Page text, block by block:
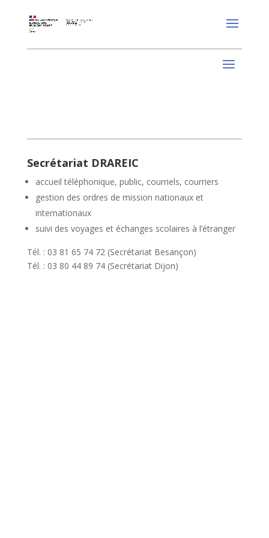
Secrétariat DRAREIC
accueil téléphonique, public, courriels, courriers
gestion des ordres de mission nationaux et
internationaux
suivi des voyages et échanges scolaires à l’étranger
Tél. : 03 81 65 74 72 (Secrétariat Besançon)
Tél. : 03 80 44 89 74 (Secrétariat Dijon)